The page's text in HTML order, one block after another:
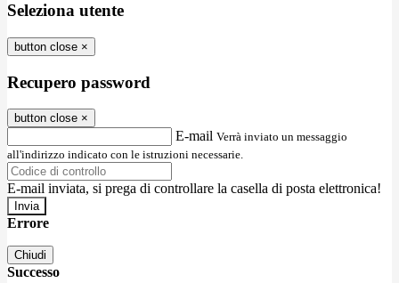
Seleziona utente
button close ×
Recupero password
button close ×
E-mail Verrà inviato un messaggio
all'indirizzo indicato con le istruzioni necessarie.
E-mail inviata, si prega di controllare la casella di posta elettronica!
Errore
Chiudi
Successo